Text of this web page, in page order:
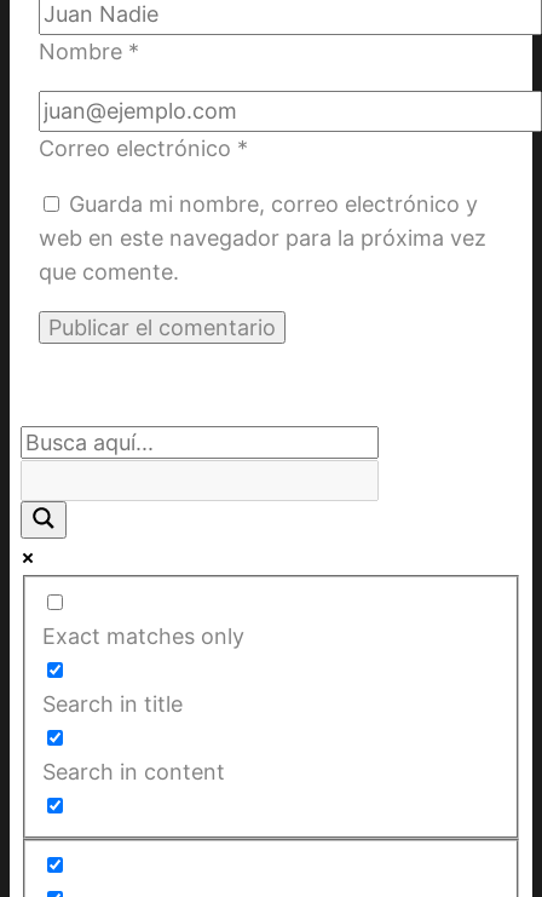
Nombre *
Correo electrónico *
Guarda mi nombre, correo electrónico y
web en este navegador para la próxima vez
que comente.
Exact matches only
Search in title
Search in content